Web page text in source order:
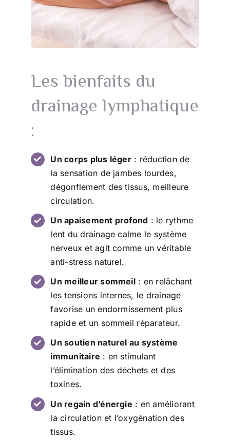
Les bienfaits du
drainage lymphatique
:
Un corps plus léger: réduction de
la sensation de jambes lourdes,
dégonflement des tissus, meilleure
circulation.
Un apaisement profond : le rythme
lent du drainage calme le système
nerveux et agit comme un véritable
anti-stress naturel.
Un meilleur sommeil: en relâchant
les tensions internes, le drainage
favorise un endormissement plus
rapide et un sommeil réparateur.
Un soutien naturel au système
immunitaire : en stimulant
l’élimination des déchets et des
toxines.
Un regain d’énergie : en améliorant
la circulation et l’oxygénation des
tissus.